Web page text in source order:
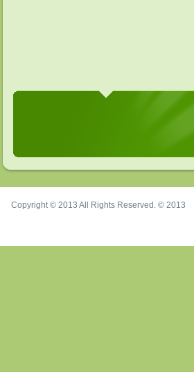
Copyright © 2013 All Rights Reserved. © 2013